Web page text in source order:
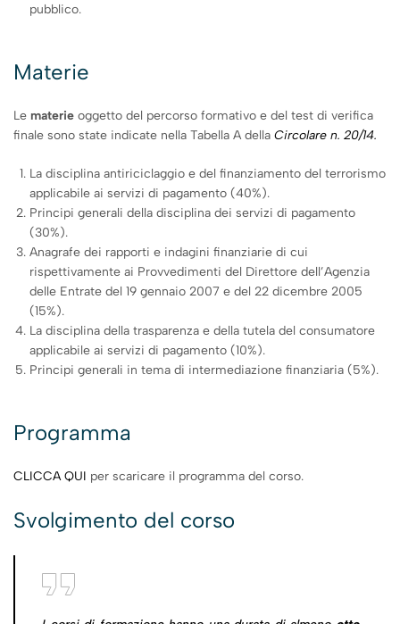
pubblico.
Materie
Le materie oggetto del percorso formativo e del test di verifica
finale sono state indicate nella Tabella A della Circolare n. 20/14.
La disciplina antiriciclaggio e del finanziamento del terrorismo
applicabile ai servizi di pagamento (40%).
Principi generali della disciplina dei servizi di pagamento
(30%).
Anagrafe dei rapporti e indagini finanziarie di cui
rispettivamente ai Provvedimenti del Direttore dell’Agenzia
delle Entrate del 19 gennaio 2007 e del 22 dicembre 2005
(15%).
La disciplina della trasparenza e della tutela del consumatore
applicabile ai servizi di pagamento (10%).
Principi generali in tema di intermediazione finanziaria (5%).
Programma
CLICCA QUI per scaricare il programma del corso.
Svolgimento del corso